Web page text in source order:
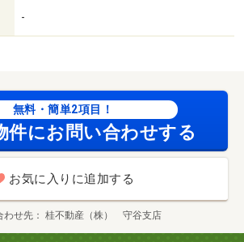
-
無料・簡単2項目！
件にお問い合わせする
お気に入りに追加する
わせ先 桂不動産（株） 守谷支店